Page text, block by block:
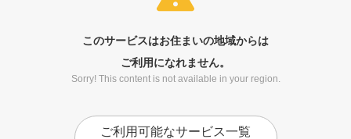
このサービスはお住まいの地域からは
ご利用になれません。
Sorry! This content is not available in your region.
ご利用可能なサービス一覧